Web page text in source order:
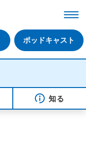
ポッドキャスト
知る